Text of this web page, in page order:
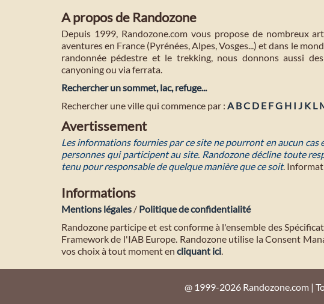
A propos de Randozone
Depuis 1999, Randozone.com vous propose de nombreux
aventures en France (Pyrénées, Alpes, Vosges...) et dans le
randonnée pédestre et le trekking, nous donnons aussi
canyoning ou via ferrata.
Rechercher un sommet, lac, refuge...
Rechercher une ville qui commence par : A BC D E FG H I J K L
Avertissement
Les informations fournies par ce site ne pourront en aucun cas
personnes qui participent au site. Randozone décline toute
tenu pour responsable de quelque manière que ce soit.
Informations
Mentions légales / Politique de confidentialité
Randozone participe et est conforme à l'ensemble des
Framework de l'IAB Europe. Randozone utilise la Consent
vos choix à tout moment en cliquant ici
@ 1999-2026 Randozone.com |